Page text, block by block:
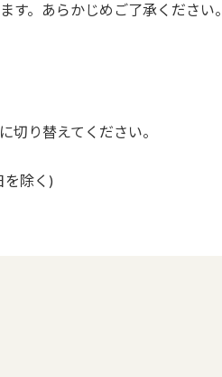
。あらかじめご了承ください。
切り替えてください。
を除く)